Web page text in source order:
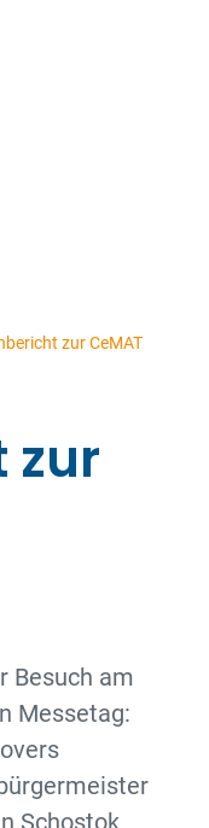
zur CeMAT
zur
Besuch am
Messetag:
Schostok